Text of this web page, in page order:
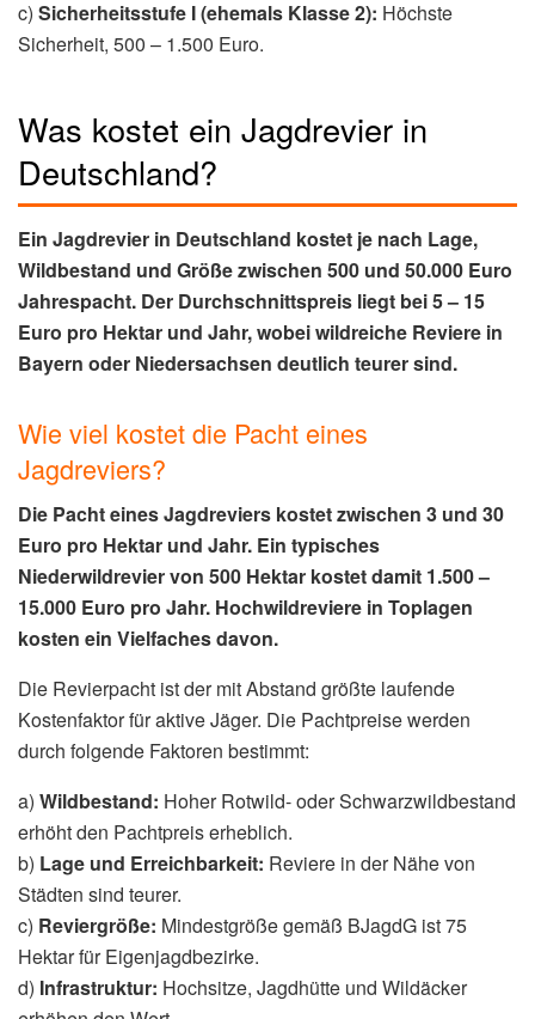
c) Sicherheitsstufe I (ehemals Klasse 2): Höchste
Sicherheit, 500 – 1.500 Euro.
Was kostet ein Jagdrevier in
Deutschland?
Ein Jagdrevier in Deutschland kostet je nach Lage,
Wildbestand und Größe zwischen 500 und 50.000 Euro
Jahrespacht. Der Durchschnittspreis liegt bei 5 – 15
Euro pro Hektar und Jahr, wobei wildreiche Reviere in
Bayern oder Niedersachsen deutlich teurer sind.
Wie viel kostet die Pacht eines
Jagdreviers?
Die Pacht eines Jagdreviers kostet zwischen 3 und 30
Euro pro Hektar und Jahr. Ein typisches
Niederwildrevier von 500 Hektar kostet damit 1.500 –
15.000 Euro pro Jahr. Hochwildreviere in Toplagen
kosten ein Vielfaches davon.
Die Revierpacht ist der mit Abstand größte laufende
Kostenfaktor für aktive Jäger. Die Pachtpreise werden
durch folgende Faktoren bestimmt:
a) Wildbestand: Hoher Rotwild- oder Schwarzwildbestand
erhöht den Pachtpreis erheblich.
b) Lage und Erreichbarkeit: Reviere in der Nähe von
Städten sind teurer.
c) Reviergröße: Mindestgröße gemäß BJagdG ist 75
Hektar für Eigenjagdbezirke.
d) Infrastruktur: Hochsitze, Jagdhütte und Wildäcker